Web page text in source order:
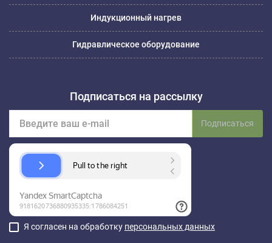
Индукционный нагрев
Гидравлическое оборудование
Подписаться на рассылку
Подписаться
Я согласен на обработку персональных данных